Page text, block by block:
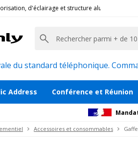
d'éclairage et structure alu pour
du standard téléphonique.
Address Conférence et Réunion
Accessoires et consommables